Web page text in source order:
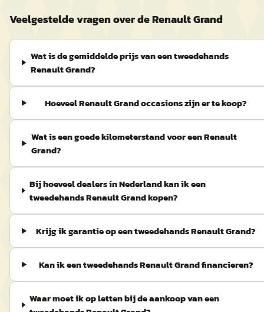
Veelgestelde vragen over de Renault Grand
Wat is de gemiddelde prijs van een tweedehands
Renault Grand?
Hoeveel Renault Grand occasions zijn er te koop?
Wat is een goede kilometerstand voor een Renault
Grand?
Bij hoeveel dealers in Nederland kan ik een
tweedehands Renault Grand kopen?
Krijg ik garantie op een tweedehands Renault Grand?
Kan ik een tweedehands Renault Grand financieren?
Waar moet ik op letten bij de aankoop van een